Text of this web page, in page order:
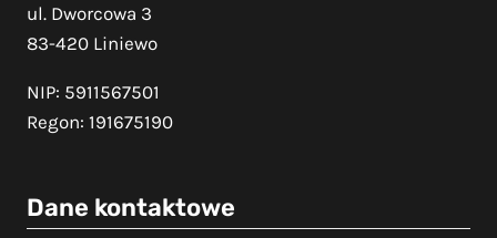
ul. Dworcowa 3
83-420 Liniewo
NIP: 5911567501
Regon: 191675190
Dane kontaktowe